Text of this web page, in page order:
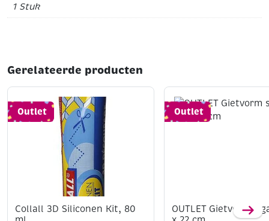
1 Stuk
Gerelateerde producten
Outlet
Collall 3D Siliconen Kit, 80
Outlet
OUTLET Gietvorm